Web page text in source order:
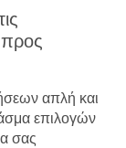
απλή και
επιλογών
σας